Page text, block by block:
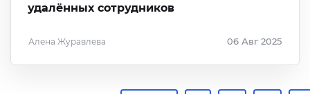
удалённых сотрудников
Алена Журавлева 06 Авг 2025